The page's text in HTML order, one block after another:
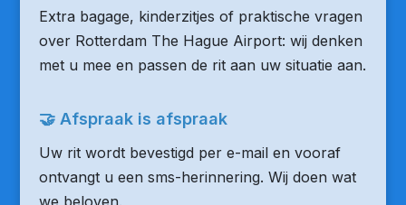
Extra bagage, kinderzitjes of praktische vragen
over Rotterdam The Hague Airport: wij denken
met u mee en passen de rit aan uw situatie aan.
🤝 Afspraak is afspraak
Uw rit wordt bevestigd per e-mail en vooraf
ontvangt u een sms-herinnering. Wij doen wat
we beloven.